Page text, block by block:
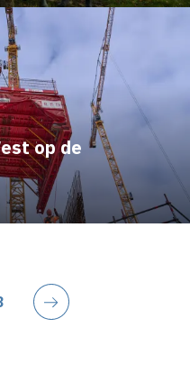
op de
pagina
Volgende